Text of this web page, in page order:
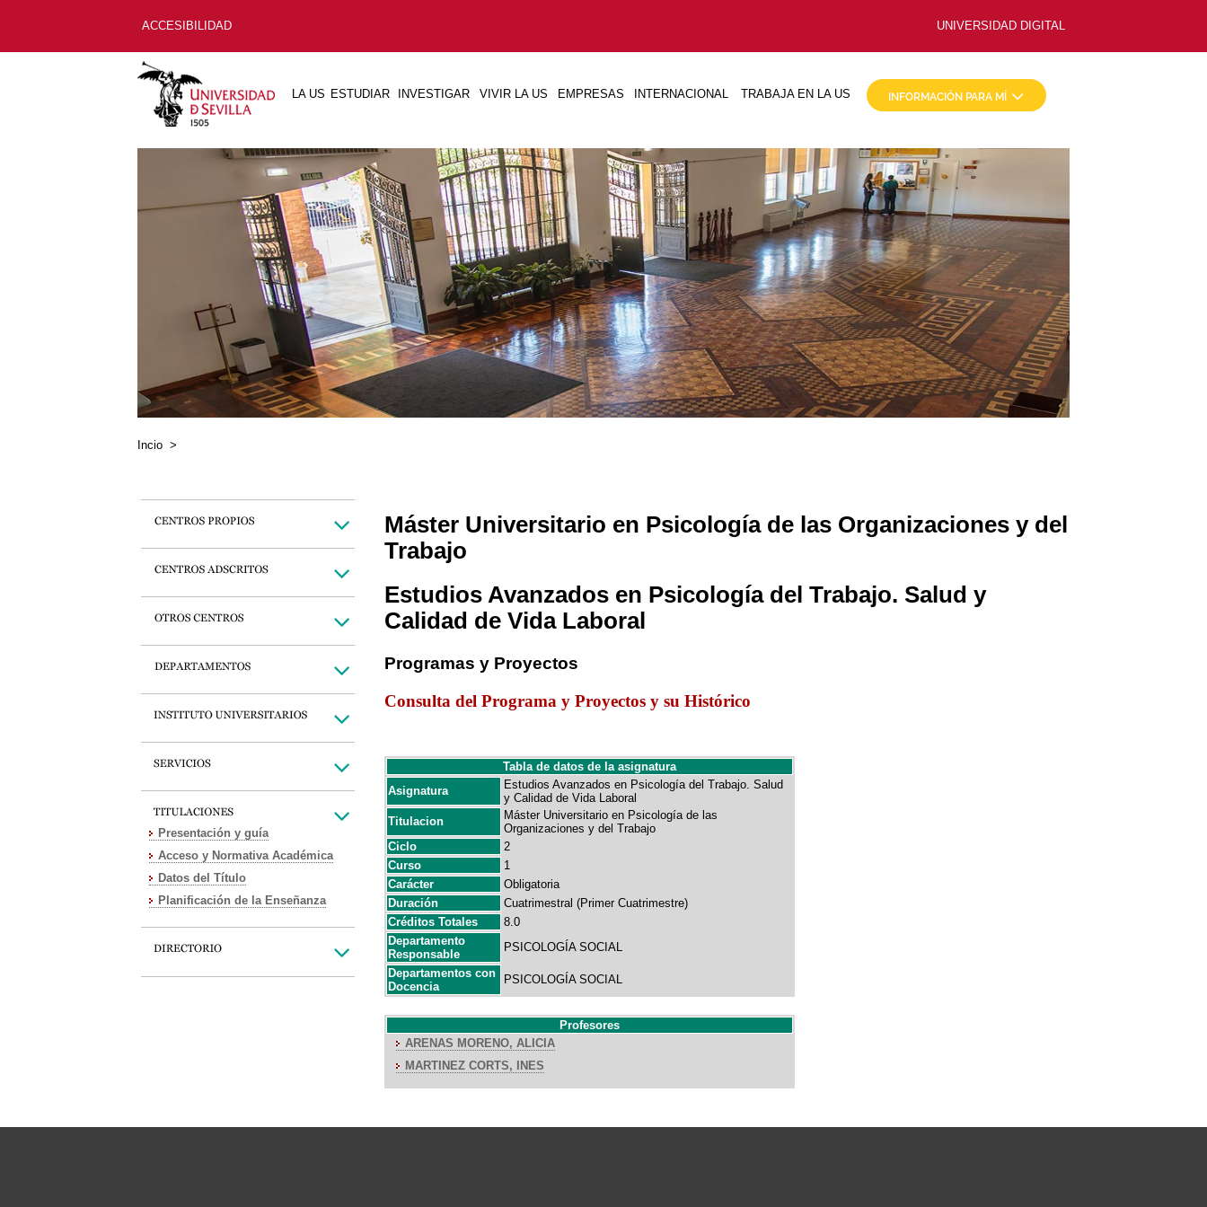
ACCESIBILIDAD UNIVERSIDAD DIGITAL
LA US ESTUDIAR INVESTIGAR VIVIR LA US EMPRESAS INTERNACIONAL TRABAJA EN LA US
Incio >
Presentación y guía
Acceso y Normativa Académica
Datos del Título
Planificación de la Enseñanza
Máster Universitario en Psicología de las Organizaciones y del
Trabajo
Estudios Avanzados en Psicología del Trabajo. Salud y
Calidad de Vida Laboral
Programas y Proyectos
Consulta del Programa y Proyectos y su Histórico
Tabla de datos de la asignatura
Asignatura
Estudios Avanzados en Psicología del Trabajo. Salud
y Calidad de Vida Laboral
Titulacion
Máster Universitario en Psicología de las
Organizaciones y del Trabajo
Ciclo
2
Curso
1
Carácter
Obligatoria
Duración
Cuatrimestral (Primer Cuatrimestre)
Créditos Totales
8.0
Departamento
Responsable
PSICOLOGÍA SOCIAL
Departamentos con
Docencia
PSICOLOGÍA SOCIAL
Profesores
ARENAS MORENO, ALICIA
MARTINEZ CORTS, INES